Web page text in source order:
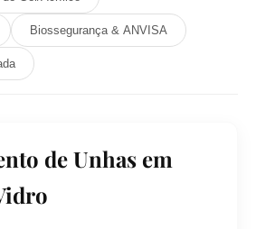
Biossegurança & ANVISA
de Unhas em